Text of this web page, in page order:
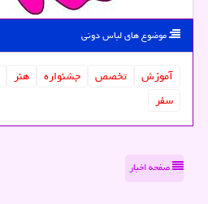
موضوع های لباس دونی
آموزش تخصص جشنواره هنر
سفر
صفحه اخبار